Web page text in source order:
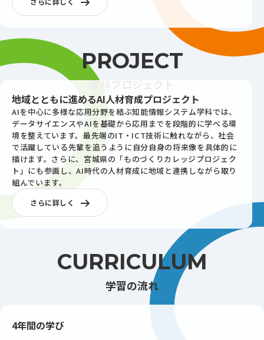
学科プロジェクト
PROJECT
地域とともに進めるAI人材育成プロジェクト
AIを中心に多様な応用分野を結ぶ知能情報システム学科では、
データサイエンスやAIを基礎から応用までを段階的に学べる環
境を整えています。最先端のIT・ICT技術に触れながら、社会
で活躍している先輩を追うように自分自身の将来像を具体的に
描けます。さらに、宮城県の「ものづくりカレッジプロジェク
ト」にも参画し、AI時代の人材育成に地域と連携しながら取り
組んでいます。
さらに詳しく
学習の流れ
CURRICULUM
4年間の学び